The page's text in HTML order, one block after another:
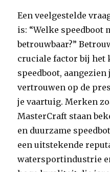
Een veelgestelde
is: “Welke speedboot
betrouwbaar?”
cruciale factor bij het
speedboot,
vertrouwen op de
je vaartuig. Merken
MasterCraft staan
en duurzame
een uitstekende
watersportindustrie